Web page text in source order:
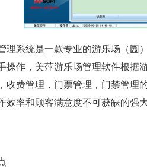
理系统是一款专业的游乐场（园
操作，美萍游乐场管理软件根据
收费管理，门票管理，门禁管理
效率和顾客满意度不可获缺的强